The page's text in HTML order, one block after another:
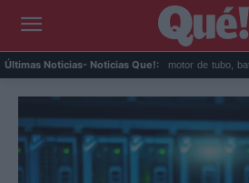
Últimas Noticias- Noticias Que!:
estores sin obras: motor de tubo, baterí...